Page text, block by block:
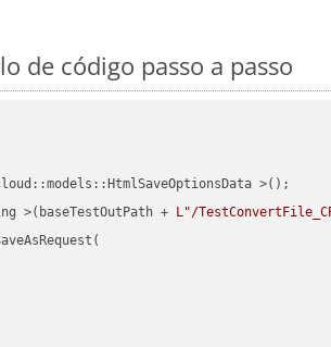
de código passo a passo
>();
>(baseTestOutPath + L"/